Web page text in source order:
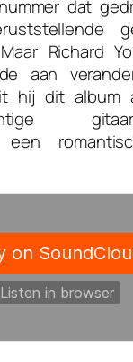
dat
Richard
aan
hij dit album